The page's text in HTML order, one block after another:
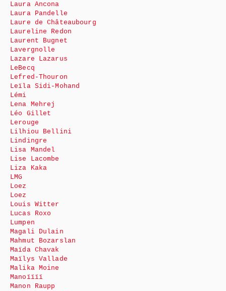
Laura Ancona
Laura Pandelle
Laure de Châteaubourg
Laureline Redon
Laurent Bugnet
Lavergnolle
Lazare Lazarus
LeBecq
Lefred-Thouron
Leïla Sidi-Mohand
Lémi
Lena Mehrej
Léo Gillet
Lerouge
Lilhiou Bellini
Lindingre
Lisa Mandel
Lise Lacombe
Liza Kaka
LMG
Loez
Loez
Louis Witter
Lucas Roxo
Lumpen
Magali Dulain
Mahmut Bozarslan
Maïda Chavak
Maïlys Vallade
Malika Moine
Manoïïïï
Manon Raupp